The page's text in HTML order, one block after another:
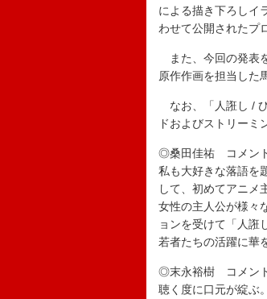
による描き下ろしイ
わせて公開されたプ
また、今回の発表
原作作画を担当した
なお、「人誑し /
ドおよびストリーミ
◎桑田佳祐 コメン
私も大好きな落語を
して、初めてアニメ
女性の主人公が様々
ョンを受けて「人誑
若者たちの活躍に華
◎末永裕樹 コメン
聴く度に口元が綻ぶ。